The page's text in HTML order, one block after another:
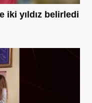
iki yıldız belirledi